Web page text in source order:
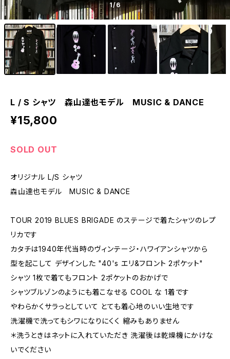
1/6
L / S シャツ 森山達也モデル MUSIC & DANCE
¥15,800
SOLD OUT
オリジナル L/S シャツ
森山達也モデル MUSIC & DANCE
TOUR 2019 BLUES BRIGADE のステージで着たシャツのレプ
リカです
カタチは1940年代当時のヴィンテージ・ハワイアンシャツから
型を起こして デザインした "40's エリ&フロント 2ポケット"
シャツ 1枚で着てもフロント 2ポケットのおかげで
シャツブルゾンのようにも着こなせる COOL な 1着です
やわらかくサラっとしていて とても着心地のいい生地です
洗濯機で洗ってもシワになりにくく 縮みもありません
＊洗うときはネットに入れていただき 洗濯後は乾燥機にかけな
いでください